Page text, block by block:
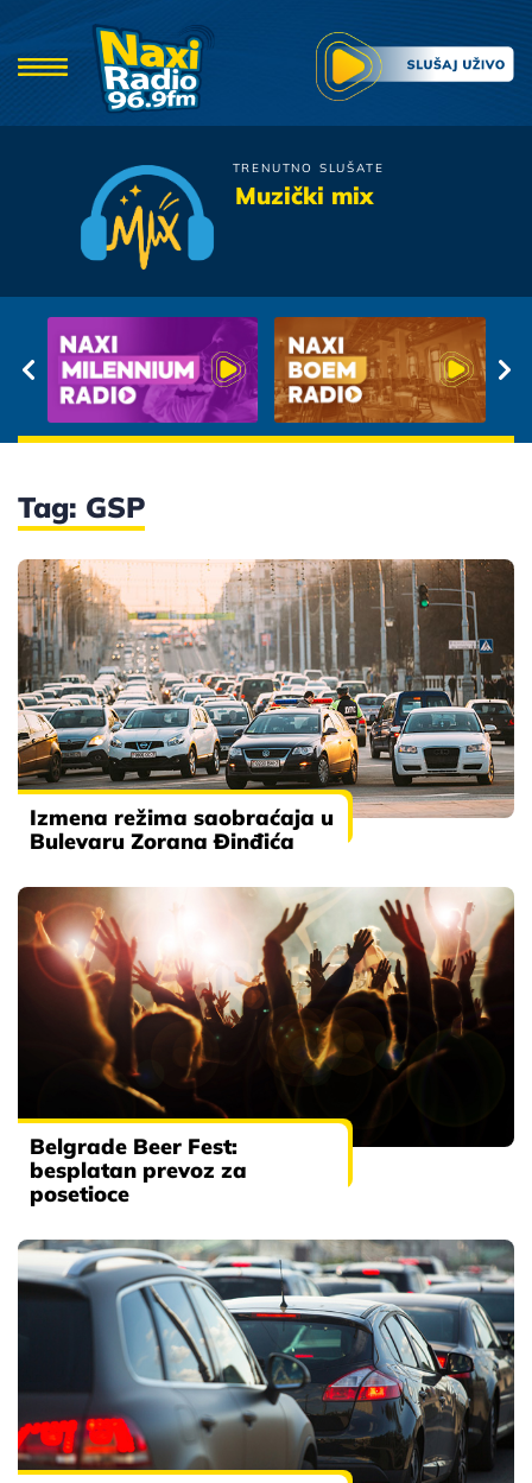
TRENUTNO SLUŠATE
Muzički mixViktorija
Tag: GSP
Izmena režima saobraćaja u
Bulevaru Zorana Đinđića
Belgrade Beer Fest:
besplatan prevoz za
posetioce